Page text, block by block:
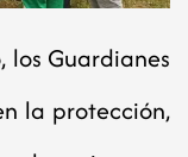
los Guardianes
la protección,